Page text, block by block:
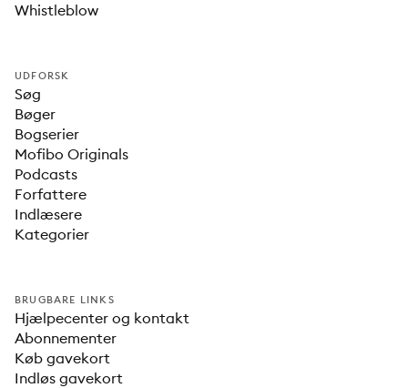
Whistleblow
UDFORSK
Søg
Bøger
Bogserier
Mofibo Originals
Podcasts
Forfattere
Indlæsere
Kategorier
BRUGBARE LINKS
Hjælpecenter og kontakt
Abonnementer
Køb gavekort
Indløs gavekort